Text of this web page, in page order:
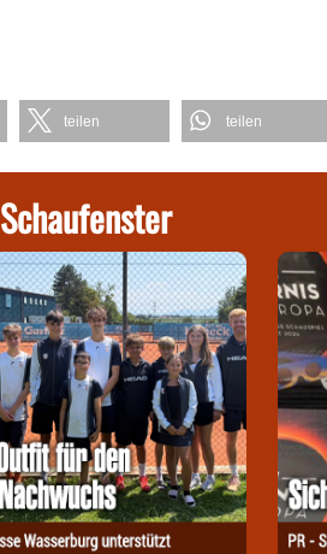
teilen teilen
Schaufenster